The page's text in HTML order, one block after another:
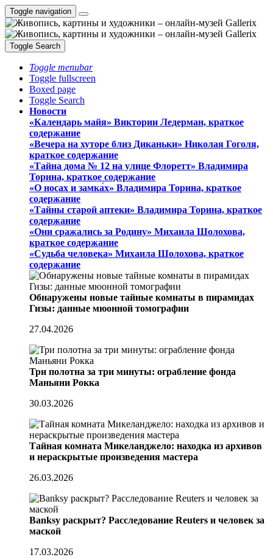
Toggle navigation
Toggle Search
Toggle menubar
Toggle fullscreen
Boxed page
Toggle Search
Новости
«Календарь майя» Виктории Ледерман, краткое
содержание
«Вечера на хуторе близ Диканьки» Николая Гоголя,
краткое содержание
«Тайна дома № 12 на улице Флоретт» Владимира
Торина, краткое содержание
«О носах и замка́х» Владимира Торина, краткое
содержание
«Тайны старой аптеки» Владимира Торина, краткое
содержание
«Они сражались за Родину» Михаила Шолохова,
краткое содержание
«Судьба человека» Михаила Шолохова, краткое
содержание
Обнаружены новые тайные комнаты в пирамидах
Гизы: данные мюонной томографии
27.04.2026
Три полотна за три минуты: ограбление фонда
Маньяни Рокка
30.03.2026
Тайная комната Микеланджело: находка из архивов
и нераскрытые произведения мастера
26.03.2026
Banksy раскрыт? Расследование Reuters и человек за
маской
17.03.2026